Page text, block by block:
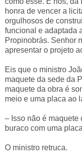
honra de vencer a
orgulhosos de
funcional e adaptada
Propinobrás. Senhor
apresentar o projeto
Eis que o ministro
maquete da sede da
maquete da obra é
meio e uma placa ao
– Isso não é maquete
buraco com uma
O ministro retruca.